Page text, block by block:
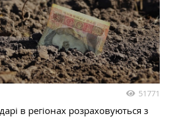
51771
в регіонах розраховуються з